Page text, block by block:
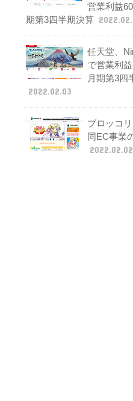
営業利益
期第3四半期決算
任天堂、
で営業利
月期第3四
2022.02.03
ブロッコ
同EC事業
2022.02.02